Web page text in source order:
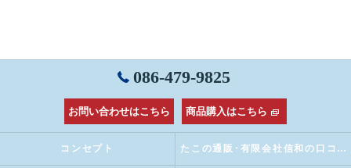
086-479-9825
お問い合わせはこちら 商品購入はこちら
コンセプト たこの通販･有限会社信和の口コミ情報